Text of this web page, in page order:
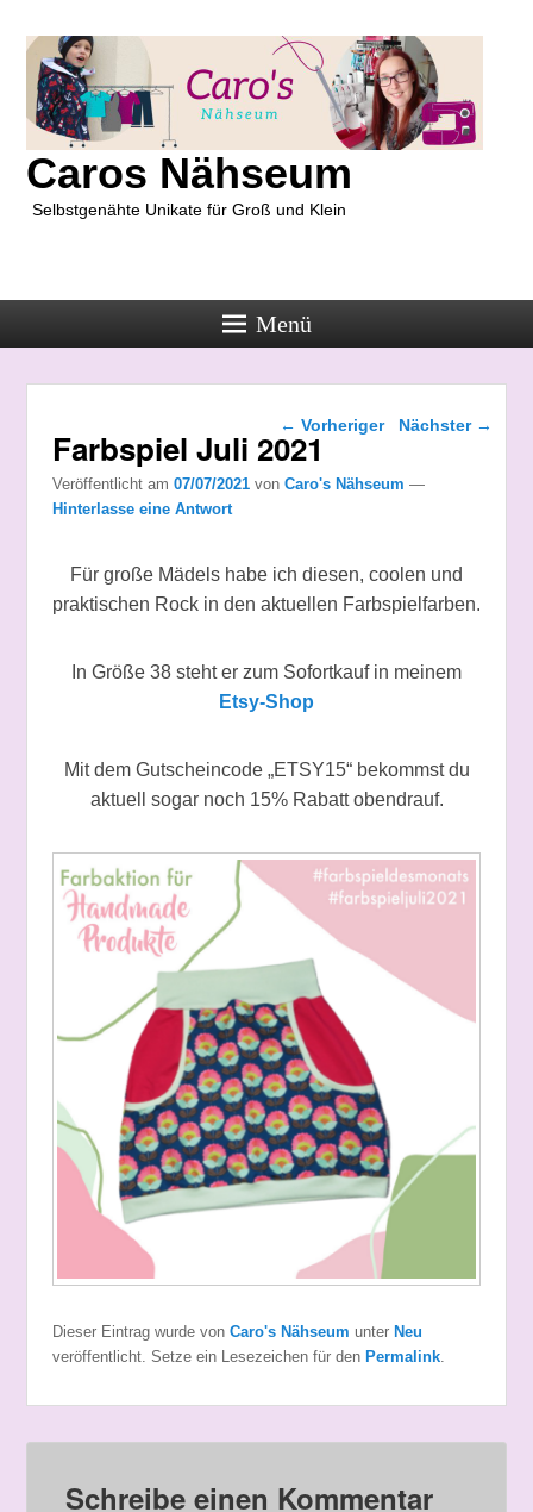
Caros Nähseum
Selbstgenähte Unikate für Groß und Klein
Menü
Beitragsnavigation
← Vorheriger Nächster →
Farbspiel Juli 2021
Veröffentlicht am 07/07/2021 von Caro's Nähseum —
Hinterlasse eine Antwort
Für große Mädels habe ich diesen, coolen und
praktischen Rock in den aktuellen Farbspielfarben.
In Größe 38 steht er zum Sofortkauf in meinem
Etsy-Shop
Mit dem Gutscheincode „ETSY15“ bekommst du
aktuell sogar noch 15% Rabatt obendrauf.
Dieser Eintrag wurde von Caro's Nähseum unter Neu
veröffentlicht. Setze ein Lesezeichen für den Permalink.
Schreibe einen Kommentar